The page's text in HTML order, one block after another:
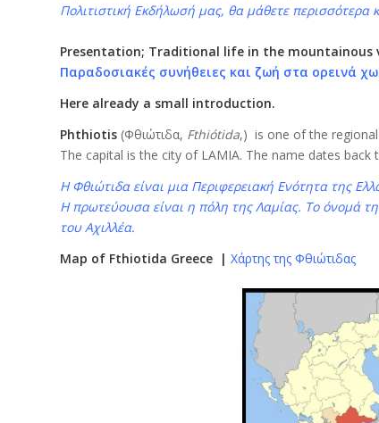
Πολιτιστική Εκδήλωσή μας, θα μάθετε περισσότερα
Presentation; Τraditional life in the
Παραδοσιακές συνήθειες και ζωή στα ορεινά
Here already a small introduction.
Phthiotis (Φθιώτιδα, Fthiótida,) is one of the
The capital is the city of LAMIA. The name dates
Η Φθιώτιδα είναι μια Περιφερειακή Ενότητα της
Η πρωτεύουσα είναι η πόλη της Λαμίας. Το όνομά
του Αχιλλέα.
Map of Fthiotida Greece | Χάρτης της Φθιώτιδας